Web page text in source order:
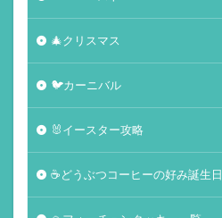
🎄クリスマス
🐦カーニバル
🐰イースター攻略
☕️どうぶつコーヒーの好み誕生日